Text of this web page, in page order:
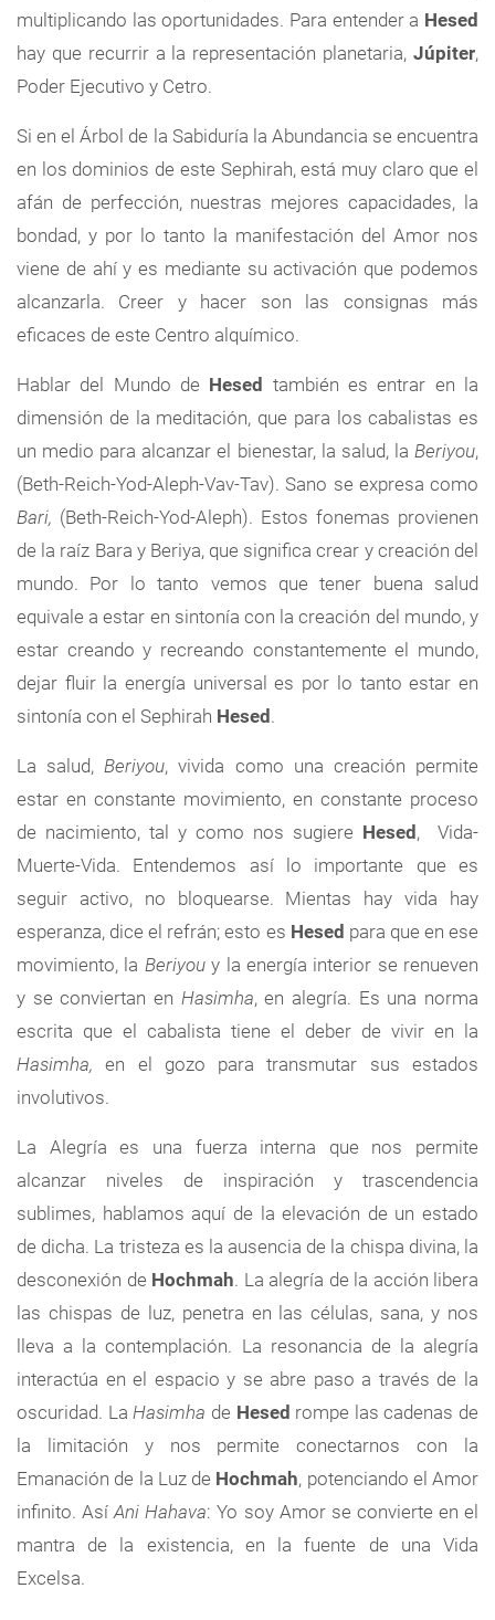
multiplicando las oportunidades. Para entender a Hesed
hay que recurrir a la representación planetaria, Júpiter,
Poder Ejecutivo y Cetro.
Si en el Árbol de la Sabiduría la Abundancia se encuentra
en los dominios de este Sephirah, está muy claro que el
afán de perfección, nuestras mejores capacidades, la
bondad, y por lo tanto la manifestación del Amor nos
viene de ahí y es mediante su activación que podemos
alcanzarla. Creer y hacer son las consignas más
eficaces de este Centro alquímico.
Hablar del Mundo de Hesed también es entrar en la
dimensión de la meditación, que para los cabalistas es
un medio para alcanzar el bienestar, la salud, la Beriyou,
(Beth-Reich-Yod-Aleph-Vav-Tav). Sano se expresa como
Bari, (Beth-Reich-Yod-Aleph). Estos fonemas provienen
de la raíz Bara y Beriya, que significa crear y creación del
mundo. Por lo tanto vemos que tener buena salud
equivale a estar en sintonía con la creación del mundo, y
estar creando y recreando constantemente el mundo,
dejar fluir la energía universal es por lo tanto estar en
sintonía con el Sephirah Hesed .
La salud,Beriyou, vivida como una creación permite
estar en constante movimiento, en constante proceso
de nacimiento, tal y como nos sugiere Hesed , Vida-
Muerte-Vida. Entendemos así lo importante que es
seguir activo, no bloquearse. Mientas hay vida hay
esperanza, dice el refrán; esto es Hesed para que en ese
movimiento, la Beriyouy la energía interior se renueven
y se conviertan en Hasimha, en alegría. Es una norma
escrita que el cabalista tiene el deber de vivir en la
Hasimha, en el gozo para transmutar sus estados
involutivos.
La Alegría es una fuerza interna que nos permite
alcanzar niveles de inspiración y trascendencia
sublimes, hablamos aquí de la elevación de un estado
de dicha. La tristeza es la ausencia de la chispa divina, la
desconexión de Hochmah. La alegría de la acción libera
las chispas de luz, penetra en las células, sana, y nos
lleva a la contemplación. La resonancia de la alegría
interactúa en el espacio y se abre paso a través de la
oscuridad. LaHasimha de Hesed rompe las cadenas de
la limitación y nos permite conectarnos con la
Emanación de la Luz de Hochmah, potenciando el Amor
infinito. AsíAni Hahava: Yo soy Amor se convierte en el
mantra de la existencia, en la fuente de una Vida
Excelsa.